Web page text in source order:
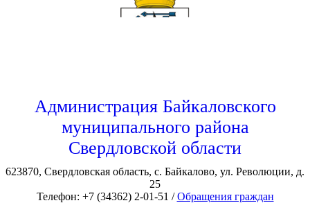
Администрация Байкаловского
муниципального района
Свердловской области
623870, Свердловская область, с. Байкалово, ул. Революции, д.
25
Телефон: +7 (34362) 2-01-51 /Обращения граждан